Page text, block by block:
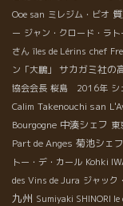
Ooe san ミレジム・ビオ
ー ジャン・クロード・ラト
さん îles de Lérins chef
ン「大鵬」
サカガミ社の
協会会長 桜島 2016年 シ
Calim Takenouchi san
Bourgogne 中湊シェフ 東
Part de Anges 菊池シェフ
トー・デ・カール Kohki
des Vins de Jura ジャック
九州 Sumiyaki SHINORI